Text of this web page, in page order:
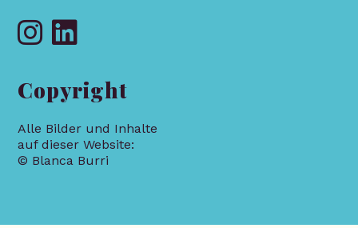
a
new
a
new
Copyright
Alle Bilder und Inhalte
auf dieser Website:
© Blanca Burri